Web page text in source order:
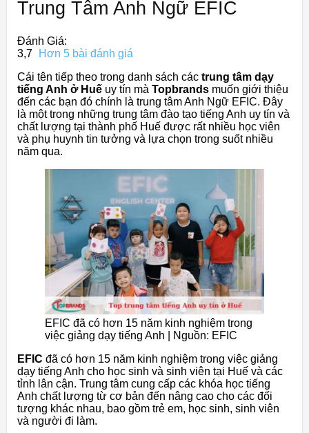
Trung Tâm Anh Ngữ EFIC
Đánh Giá:
3,7
Hơn 5 bài đánh giá
Cái tên tiếp theo trong danh sách các trung tâm dạy
tiếng Anh ở Huế uy tín mà Topbrands muốn giới thiệu
đến các bạn đó chính là trung tâm Anh Ngữ EFIC. Đây
là một trong những trung tâm đào tạo tiếng Anh uy tín và
chất lượng tại thành phố Huế được rất nhiều học viên
và phụ huynh tin tưởng và lựa chọn trong suốt nhiều
năm qua.
EFIC đã có hơn 15 năm kinh nghiệm trong
việc giảng dạy tiếng Anh | Nguồn: EFIC
EFIC đã có hơn 15 năm kinh nghiệm trong việc giảng
dạy tiếng Anh cho học sinh và sinh viên tại Huế và các
tỉnh lân cận. Trung tâm cung cấp các khóa học tiếng
Anh chất lượng từ cơ bản đến nâng cao cho các đối
tượng khác nhau, bao gồm trẻ em, học sinh, sinh viên
và người đi làm.